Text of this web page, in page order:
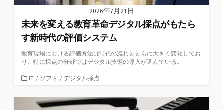
2026年7月21日
未来を変える教育革命デジタル採点がもたら
す新時代の評価システム
教育現場における評価方法は時代の流れとともに大きく変化してお
り、特に採点の分野ではデジタル技術の導入が進んでいる。
カ
ゴ
IT / ソフト / デジタル採点